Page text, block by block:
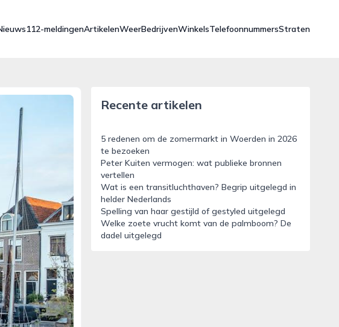
112-meldingenArtikelenWeerBedrijvenWinkelsTelefoonnummersStraten
Recente artikelen
5 redenen om de zomermarkt in Woerden in 2026
te bezoeken
Peter Kuiten vermogen: wat publieke bronnen
vertellen
Wat is een transitluchthaven? Begrip uitgelegd in
helder Nederlands
Spelling van haar gestijld of gestyled uitgelegd
Welke zoete vrucht komt van de palmboom? De
dadel uitgelegd